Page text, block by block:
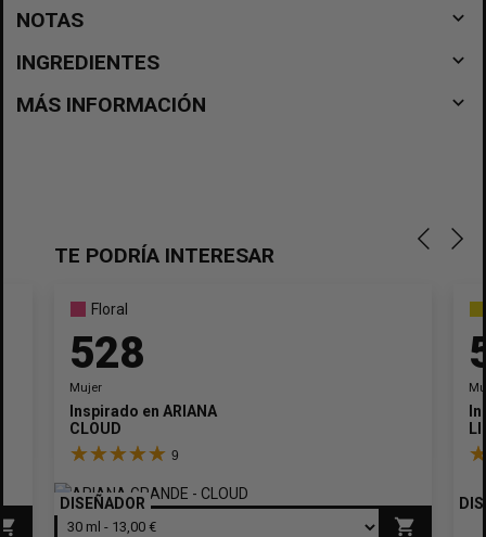
NOTAS navigate_before
INGREDIENTES navigate_before
MÁS INFORMACIÓN navigate_before
TE PODRÍA INTERESAR
Floral
528
Mujer
Inspirado en ARIANA GRANDE
CLOUD
9
DISEÑADOR
shopping_cart